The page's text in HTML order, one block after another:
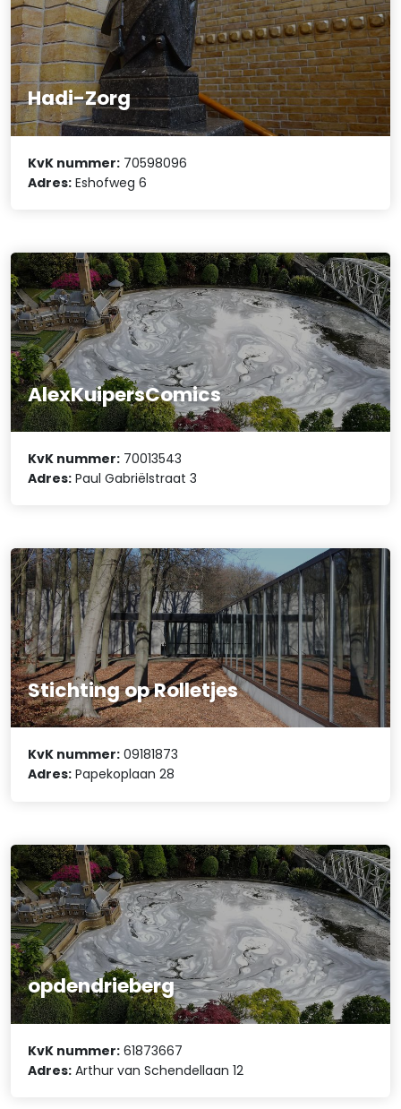
Hadi-Zorg
KvK nummer: 70598096
Adres: Eshofweg 6
AlexKuipersComics
KvK nummer: 70013543
Adres: Paul Gabriëlstraat 3
Stichting op Rolletjes
KvK nummer: 09181873
Adres: Papekoplaan 28
opdendrieberg
KvK nummer: 61873667
Adres: Arthur van Schendellaan 12